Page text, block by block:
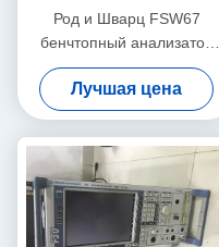
Род и Шварц FSW67
бенчтопный анализатор
радиочастотного спектра с
диапазоном от 2 Гц до 67
ГГц и низким уровнем
фазового шума
Лучшая цена